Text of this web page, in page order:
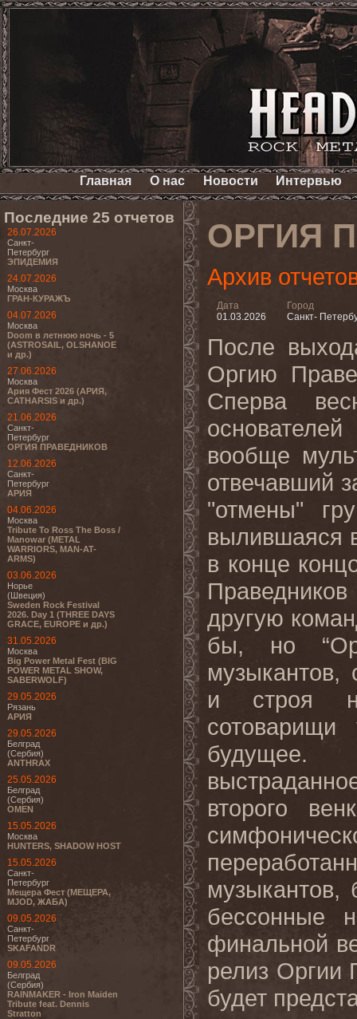
Главная О нас Новости Интервью
Последние 25 отчетов
26.07.2026
Санкт-
Петербург
ЭПИДЕМИЯ
24.07.2026
Москва
ГРАН-КУРАЖЪ
04.07.2026
Москва
Doom в летнюю ночь - 5
(ASTROSAIL, OLSHANOE
и др.)
27.06.2026
Москва
Ария Фест 2026 (АРИЯ,
CATHARSIS и др.)
21.06.2026
Санкт-
Петербург
ОРГИЯ ПРАВЕДНИКОВ
12.06.2026
Санкт-
Петербург
АРИЯ
04.06.2026
Москва
Tribute To Ross The Boss /
Manowar (METAL
WARRIORS, MAN-AT-
ARMS)
03.06.2026
Норье
(Швеция)
Sweden Rock Festival
2026. Day 1 (THREE DAYS
GRACE, EUROPE и др.)
31.05.2026
Москва
Big Power Metal Fest (BIG
POWER METAL SHOW,
SABERWOLF)
29.05.2026
Рязань
АРИЯ
29.05.2026
Белград
(Сербия)
ANTHRAX
25.05.2026
Белград
(Сербия)
OMEN
15.05.2026
Москва
HUNTERS, SHADOW HOST
15.05.2026
Санкт-
Петербург
Мещера Фест (МЕЩЕРА,
MJOD, ЖАБА)
09.05.2026
Санкт-
Петербург
SKAFANDR
09.05.2026
Белград
(Сербия)
RAINMAKER - Iron Maiden
Tribute feat. Dennis
Stratton
ОРГИЯ
Архив
Дата
01.03.2026
Город
Санкт-
После
Оргию
Сперва
вообще
отвечавший
"отмены"
вылившаяся
в конце
другую
бы, но
музыкантов,
и строя
будущее.
второго
музыкантов,
бессонные
финальной
релиз Оргии
будет